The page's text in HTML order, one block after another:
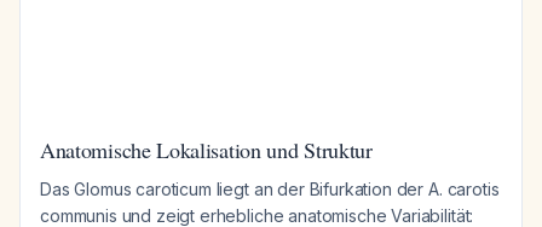
Anatomische Lokalisation und Struktur
Das Glomus caroticum liegt an der Bifurkation der A. carotis
communis und zeigt erhebliche anatomische Variabilität: